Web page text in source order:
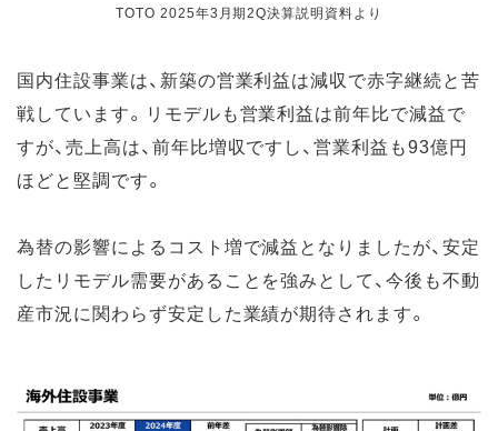
TOTO 2025年3月期2Q決算説明資料より
国内住設事業は、新築の営業利益は減収で赤字継続と苦
戦しています。リモデルも営業利益は前年比で減益で
すが、売上高は、前年比増収ですし、営業利益も93億円
ほどと堅調です。
為替の影響によるコスト増で減益となりましたが、安定
したリモデル需要があることを強みとして、今後も不動
産市況に関わらず安定した業績が期待されます。